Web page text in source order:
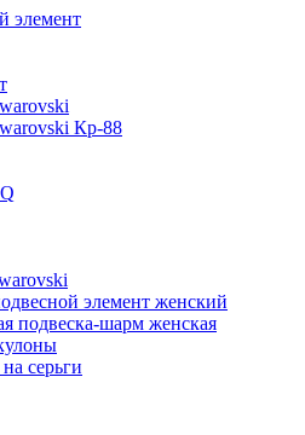
элемент
Кр-88
элемент женcкий
подвеска-шарм женская
серьги